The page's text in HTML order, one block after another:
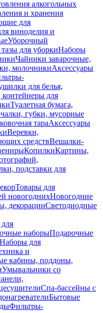
алкогольных
и хранения
для
виноделия и
Уборочный
для уборкиНаборы
Чайники заварочные,
молочникиАксессуары
для белья,
для
Туалетная бумага,
губки, мусорные
тараАксессуары
Веревки,
средствВешалки-
КопилкиКартины,
подставки для
Товары для
новогоднихНовогодние
декорацииСветодиодные
наборыПодарочные
Наборы для
и
кабины, поддоны,
Умывальники со
Спа-бассейны с
Бытовые
Фильтры-